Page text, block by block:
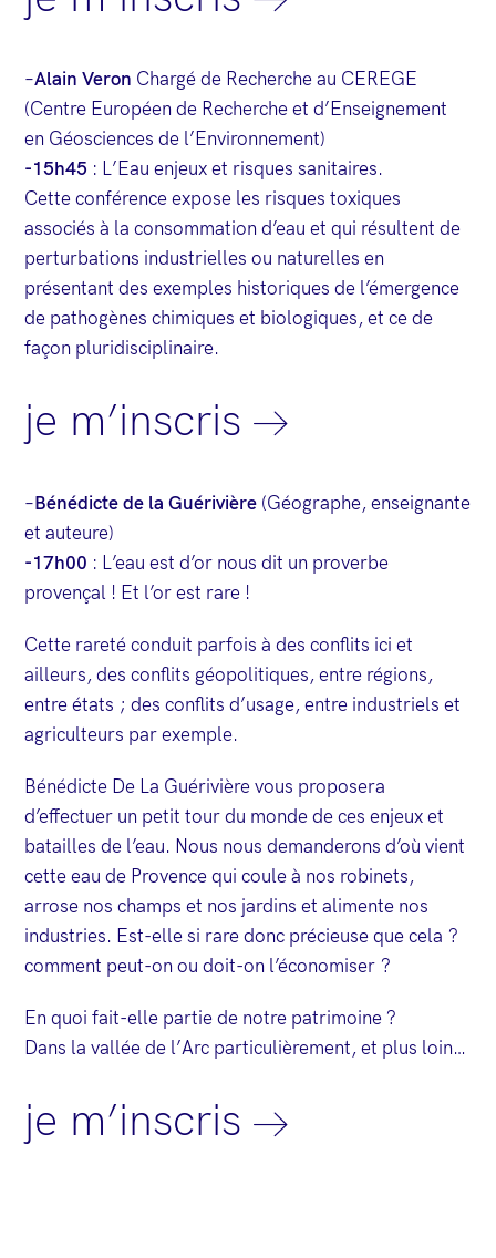
–Alain Veron Chargé de Recherche au CEREGE
(Centre Européen de Recherche et d’Enseignement
en Géosciences de l’Environnement)
-15h45 : L’Eau enjeux et risques sanitaires.
Cette conférence expose les risques toxiques
associés à la consommation d’eau et qui résultent de
perturbations industrielles ou naturelles en
présentant des exemples historiques de l’émergence
de pathogènes chimiques et biologiques, et ce de
façon pluridisciplinaire.
je m’inscris
–Bénédicte de la Guérivière (Géographe, enseignante
et auteure)
-17h00 : L’eau est d’or nous dit un proverbe
provençal ! Et l’or est rare !
Cette rareté conduit parfois à des conflits ici et
ailleurs, des conflits géopolitiques, entre régions,
entre états ; des conflits d’usage, entre industriels et
agriculteurs par exemple.
Bénédicte De La Guérivière vous proposera
d’effectuer un petit tour du monde de ces enjeux et
batailles de l’eau. Nous nous demanderons d’où vient
cette eau de Provence qui coule à nos robinets,
arrose nos champs et nos jardins et alimente nos
industries. Est-elle si rare donc précieuse que cela ?
comment peut-on ou doit-on l’économiser ?
En quoi fait-elle partie de notre patrimoine ?
Dans la vallée de l’Arc particulièrement, et plus loin…
je m’inscris